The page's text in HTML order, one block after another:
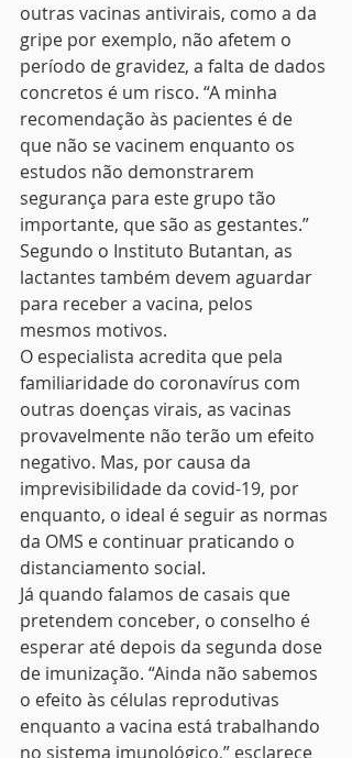
outras vacinas antivirais, como a da
gripe por exemplo, não afetem o
período de gravidez, a falta de dados
concretos é um risco. “A minha
recomendação às pacientes é de
que não se vacinem enquanto os
estudos não demonstrarem
segurança para este grupo tão
importante, que são as gestantes.”
Segundo o Instituto Butantan, as
lactantes também devem aguardar
para receber a vacina, pelos
mesmos motivos.
O especialista acredita que pela
familiaridade do coronavírus com
outras doenças virais, as vacinas
provavelmente não terão um efeito
negativo. Mas, por causa da
imprevisibilidade da covid-19, por
enquanto, o ideal é seguir as normas
da OMS e continuar praticando o
distanciamento social.
Já quando falamos de casais que
pretendem conceber, o conselho é
esperar até depois da segunda dose
de imunização. “Ainda não sabemos
o efeito às células reprodutivas
enquanto a vacina está trabalhando
no sistema imunológico,” esclarece